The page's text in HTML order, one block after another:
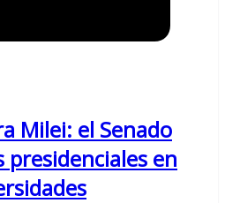
Milei: el Senado
presidenciales en